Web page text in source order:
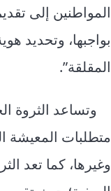
المواطنين إلى
بواجبها، وتحديد
المقلقة”.
وتساعد الثروة
متطلبات المعيشة
وغيرها، كما تعد